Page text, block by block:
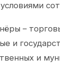
–
и
и